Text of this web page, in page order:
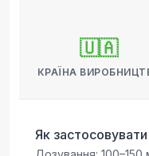
🇺🇦
КРАЇНА
Як застосовувати